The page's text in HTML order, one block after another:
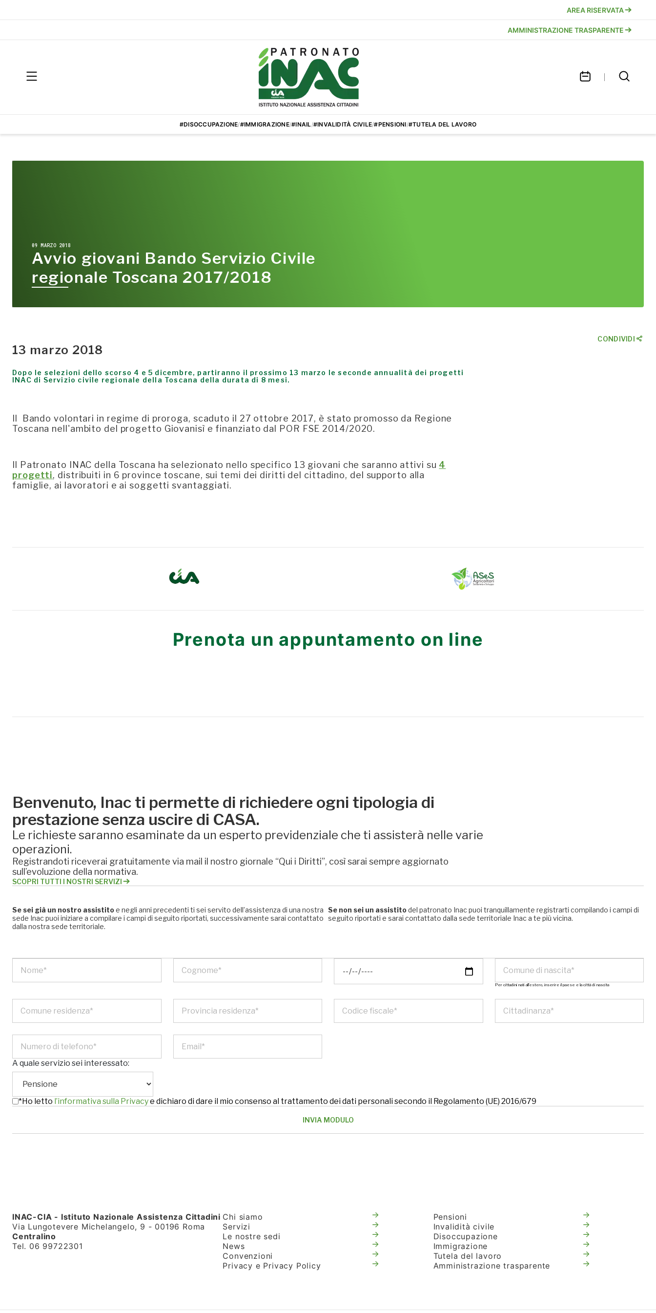
AREA RISERVATA
AMMINISTRAZIONE TRASPARENTE
#DISOCCUPAZIONE/#IMMIGRAZIONE/#INAIL/#INVALIDITÀ CIVILE/#PENSIONI/#TUTELA DEL LAVORO
09 MARZO 2018
Avvio giovani Bando Servizio Civile
regionale Toscana 2017/2018
CONDIVIDI
13 marzo 2018
Dopo le selezioni dello scorso 4 e 5 dicembre, partiranno il prossimo 13 marzo le seconde annualità dei progetti
INAC di Servizio civile regionale della Toscana della durata di 8 mesi.
Il Bando volontari in regime di proroga, scaduto il 27 ottobre 2017, è stato promosso da Regione
Toscana nell'ambito del progetto Giovanisì e finanziato dal POR FSE 2014/2020.
Il Patronato INAC della Toscana ha selezionato nello specifico 13 giovani che saranno attivi su 4
progetti, distribuiti in 6 province toscane, sui temi dei diritti del cittadino, del supporto alla
famiglie, ai lavoratori e ai soggetti svantaggiati.
Prenota un appuntamento on line
Benvenuto, Inac ti permette di richiedere ogni tipologia di
prestazione senza uscire di CASA.
Le richieste saranno esaminate da un esperto previdenziale che ti assisterà nelle varie
operazioni.
Registrandoti riceverai gratuitamente via mail il nostro giornale “Qui i Diritti”, così sarai sempre aggiornato
sull’evoluzione della normativa.
SCOPRI TUTTI I NOSTRI SERVIZI
Se sei già un nostro assistitoe negli anni precedenti ti sei servito dell’assistenza di una nostra
sede Inac puoi iniziare a compilare i campi di seguito riportati, successivamente sarai contattato
dalla nostra sede territoriale.
Se non sei un assistitodel patronato Inac puoi tranquillamente registrarti compilando i campi di
seguito riportati e sarai contattato dalla sede territoriale Inac a te più vicina.
Per cittadini nati all’estero, inserire il paese e la città di nascita
A quale servizio sei interessato:
*Ho letto l’informativa sulla Privacye dichiaro di dare il mio consenso al trattamento dei dati personali secondo il Regolamento (UE) 2016/679
INAC-CIA - Istituto Nazionale Assistenza Cittadini
Via Lungotevere Michelangelo, 9 - 00196 Roma
Centralino
Tel. 06 99722301
Chi siamo
Servizi
Le nostre sedi
News
Convenzioni
Privacy e Privacy Policy
Pensioni
Invalidità civile
Disoccupazione
Immigrazione
Tutela del lavoro
Amministrazione trasparente